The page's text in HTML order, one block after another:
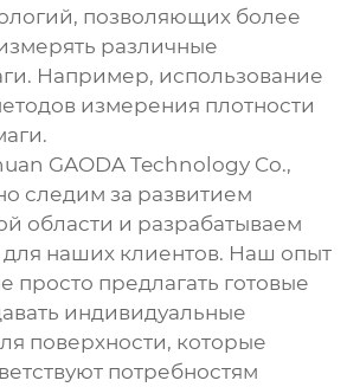
позволяющих более
различные
Например, использование
измерения плотности
GAODA Technology Co.,
следим за развитием
области и разрабатываем
наших клиентов. Наш опыт
просто предлагать готовые
индивидуальные
поверхности, которые
потребностям